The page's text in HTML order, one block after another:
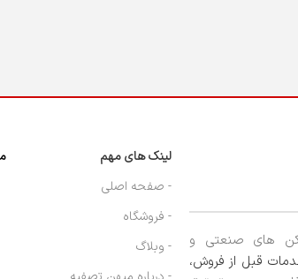
های صنعتی و
قبل از فروش،
لینک های مهم
- صفحه اصلی
- فروشگاه
- وبلاگ